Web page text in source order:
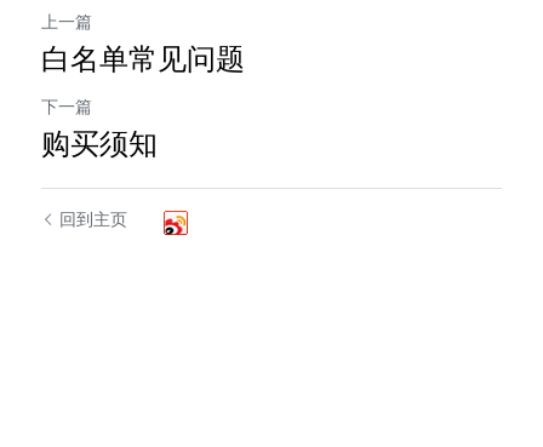
上一篇
白名单常见问题
下一篇
购买须知
回到主页